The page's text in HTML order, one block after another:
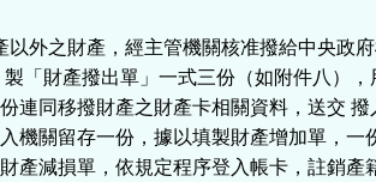
以外之財產，經主管機關核准撥給中央政
製「財產撥出單」一式三份（如附件八），
同移撥財產之財產卡相關資料，送交 撥
關留存一份，據以填製財產增加單，一
減損單，依規定程序登入帳卡，註銷產